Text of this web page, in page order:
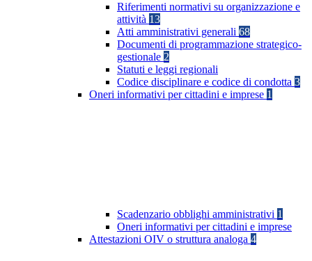
Riferimenti normativi su organizzazione e
attività 13
Atti amministrativi generali 68
Documenti di programmazione strategico-
gestionale 2
Statuti e leggi regionali
Codice disciplinare e codice di condotta 3
Oneri informativi per cittadini e imprese 1
Scadenzario obblighi amministrativi 1
Oneri informativi per cittadini e imprese
Attestazioni OIV o struttura analoga 4